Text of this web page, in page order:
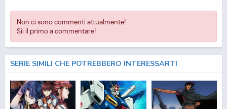
Non ci sono commenti attualmente!
Sii il primo a commentare!
SERIE SIMILI CHE POTREBBERO INTERESSARTI